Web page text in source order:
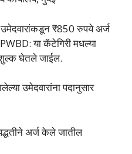
₹850 रुपये अर्ज
या कॅटेगिरी मधल्या
घेतले जाईल.
उमेदवारांना पदानुसार
अर्ज केले जातील